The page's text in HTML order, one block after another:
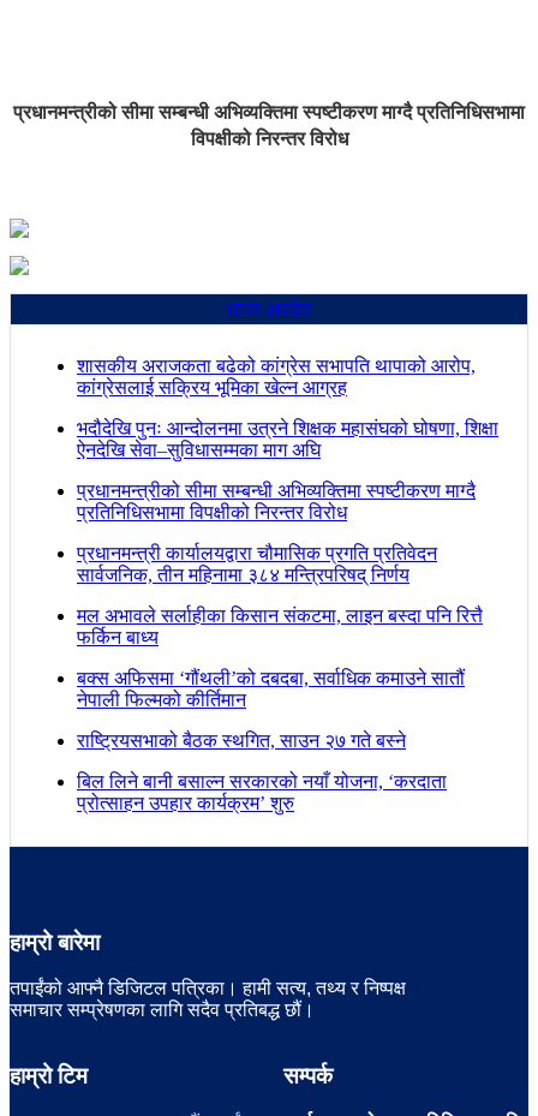
प्रधानमन्त्रीको सीमा सम्बन्धी अभिव्यक्तिमा स्पष्टीकरण माग्दै प्रतिनिधिसभामा
विपक्षीको निरन्तर विरोध
ताजा अपडेट
शासकीय अराजकता बढेको कांग्रेस सभापति थापाको आरोप,
कांग्रेसलाई सक्रिय भूमिका खेल्न आग्रह
भदौदेखि पुनः आन्दोलनमा उत्रने शिक्षक महासंघको घोषणा, शिक्षा
ऐनदेखि सेवा–सुविधासम्मका माग अघि
प्रधानमन्त्रीको सीमा सम्बन्धी अभिव्यक्तिमा स्पष्टीकरण माग्दै
प्रतिनिधिसभामा विपक्षीको निरन्तर विरोध
प्रधानमन्त्री कार्यालयद्वारा चौमासिक प्रगति प्रतिवेदन
सार्वजनिक, तीन महिनामा ३८४ मन्त्रिपरिषद् निर्णय
मल अभावले सर्लाहीका किसान संकटमा, लाइन बस्दा पनि रित्तै
फर्किन बाध्य
बक्स अफिसमा ‘गौंथली’को दबदबा, सर्वाधिक कमाउने सातौं
नेपाली फिल्मको कीर्तिमान
राष्ट्रियसभाको बैठक स्थगित, साउन २७ गते बस्ने
बिल लिने बानी बसाल्न सरकारको नयाँ योजना, ‘करदाता
प्रोत्साहन उपहार कार्यक्रम’ शुरु
हाम्रो बारेमा
तपाईंको आफ्नै डिजिटल पत्रिका। हामी सत्य, तथ्य र निष्पक्ष
समाचार सम्प्रेषणका लागि सदैव प्रतिबद्ध छौं।
हाम्रो टिम सम्पर्क